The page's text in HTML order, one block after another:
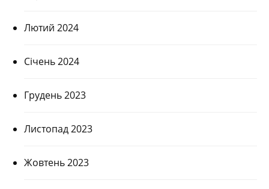
Лютий 2024
Січень 2024
Грудень 2023
Листопад 2023
Жовтень 2023